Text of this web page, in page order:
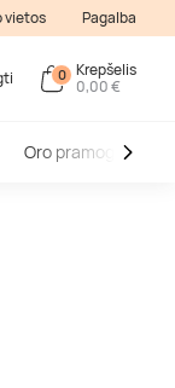
vietos Pagalba
0 Krepšelis
0,00 €
Oro pramogos